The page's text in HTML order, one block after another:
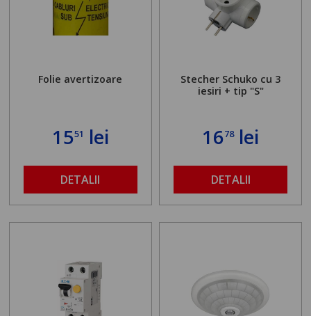
Folie avertizoare
1551 lei
DETALII
Stecher Schuko cu 3
iesiri + tip "S"
1678lei
DETALII